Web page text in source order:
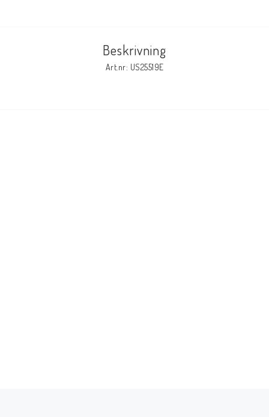
Beskrivning
Art.nr: US25519E